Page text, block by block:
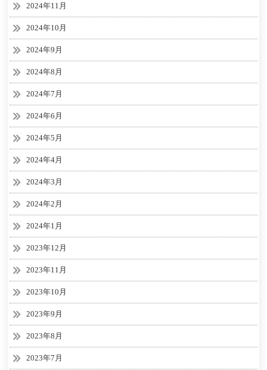
2024年11月
2024年10月
2024年9月
2024年8月
2024年7月
2024年6月
2024年5月
2024年4月
2024年3月
2024年2月
2024年1月
2023年12月
2023年11月
2023年10月
2023年9月
2023年8月
2023年7月